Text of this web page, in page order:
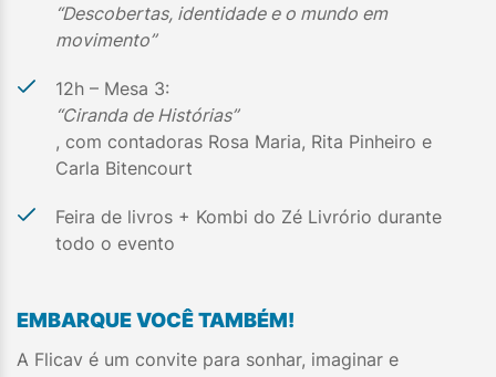
“Descobertas, identidade e o mundo em
movimento”
12h – Mesa 3:
“Ciranda de Histórias”
, com contadoras Rosa Maria, Rita Pinheiro e
Carla Bitencourt
Feira de livros + Kombi do Zé Livrório durante
todo o evento
EMBARQUE VOCÊ TAMBÉM!
A Flicav é um convite para sonhar, imaginar e